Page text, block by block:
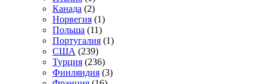
Канада (2)
Норвегия (1)
Польша (11)
Португалия (1)
США (239)
Турция (236)
Финляндия (3)